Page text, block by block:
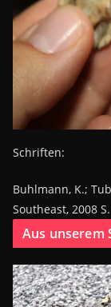
Schriften:
Buhlmann, K.;
Southeast, 2008
Aus unserem